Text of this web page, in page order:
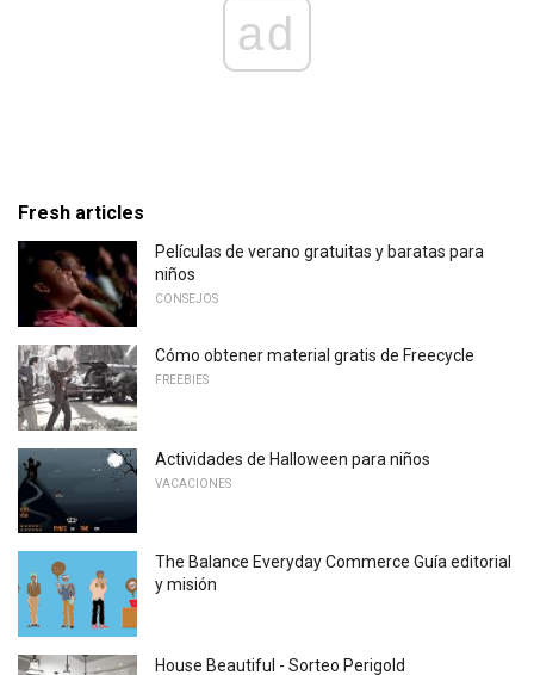
ad
Fresh articles
Películas de verano gratuitas y baratas para
niños
CONSEJOS
Cómo obtener material gratis de Freecycle
FREEBIES
Actividades de Halloween para niños
VACACIONES
The Balance Everyday Commerce Guía editorial
y misión
House Beautiful - Sorteo Perigold